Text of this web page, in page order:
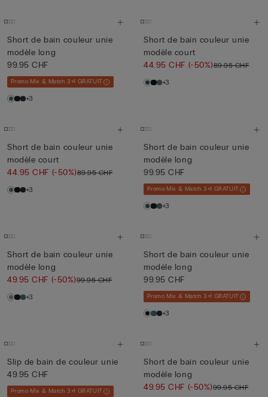
Short de bain couleur unie
modèle long
99.95 CHF
Promo Mix & Match 3+1 GRATUIT
+3
Short de bain couleur unie
modèle court
44.95 CHF (-50%)89.95 CHF
+3
Short de bain couleur unie
modèle court
44.95 CHF (-50%)89.95 CHF
+3
Short de bain couleur unie
modèle long
99.95 CHF
Promo Mix & Match 3+1 GRATUIT
+3
Short de bain couleur unie
modèle long
49.95 CHF (-50%)99.95 CHF
+3
Short de bain couleur unie
modèle long
99.95 CHF
Promo Mix & Match 3+1 GRATUIT
+3
Slip de bain de couleur unie
49.95 CHF
Promo Mix & Match 3+1 GRATUIT
Short de bain couleur unie
modèle long
49.95 CHF (-50%)99.95 CHF